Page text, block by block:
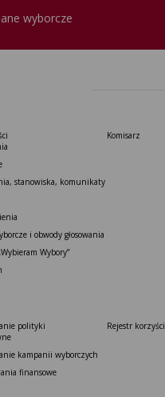
wyborcze
stanowiska, komunikaty
i obwody głosowania
Wybory”
Komisarz
polityki
kampanii wyborczych
finansowe
Rejestr korzyści